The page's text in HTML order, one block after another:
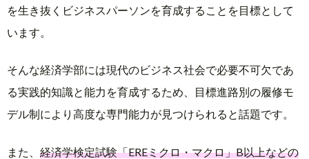
を生き抜くビジネスパーソンを育成することを目標として
います。
そんな経済学部には現代のビジネス社会で必要不可欠であ
る実践的知識と能力を育成するため、目標進路別の履修モ
デル制により高度な専門能力が見つけられると話題です。
また、 経済学検定試験「EREミクロ・マクロ」B以上などの